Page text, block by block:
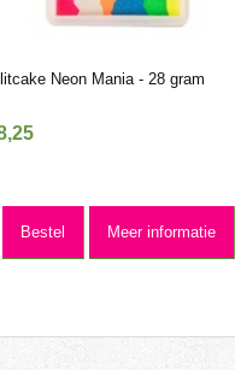
Neon Mania - 28 gram
,25
Bestel Meer informatie